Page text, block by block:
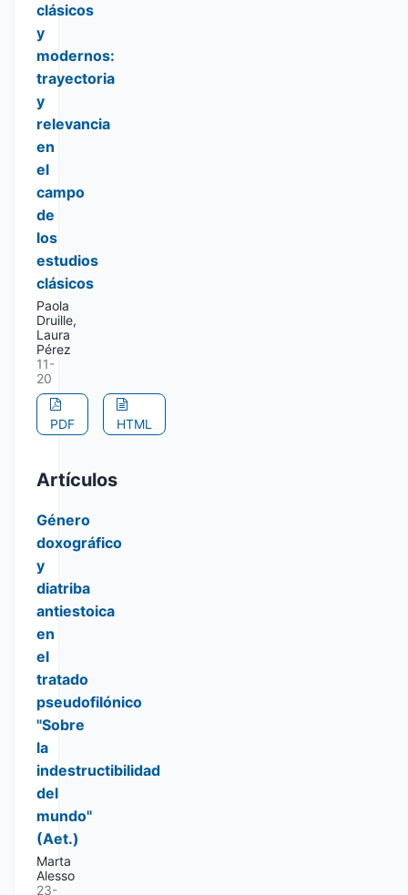
clásicos
y
modernos:
trayectoria
y
relevancia
en
el
campo
de
los
estudios
clásicos
Paola
Druille,
Laura
Pérez
11-
20
PDF HTML
Artículos
Género
doxográfico
y
diatriba
antiestoica
en
el
tratado
pseudofilónico
"Sobre
la
indestructibilidad
del
mundo"
(Aet.)
Marta
Alesso
23-